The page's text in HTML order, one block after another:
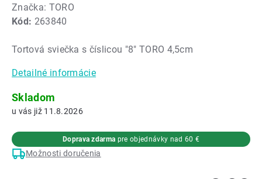
Kód: 263840
hodnotenie
produktu
0,0
5
hviezdičiek.
Značka: TORO
Tortová sviečka s číslicou "8" TORO 4,5cm
Detailné informácie
Skladom
11.8.2026
Možnosti doručenia
Doprava zdarma pre objednávky nad 60 €